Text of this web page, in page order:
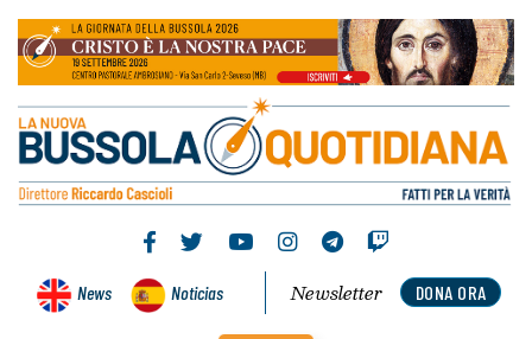
News Noticias DONA ORA
Newsletter